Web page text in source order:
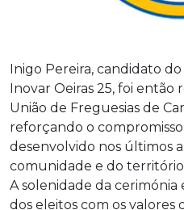
Inigo Pereira, candidato
Inovar Oeiras 25, foi
União de Freguesias de
reforçando o
desenvolvido nos últimos
comunidade e do
A solenidade da
dos eleitos com os valores